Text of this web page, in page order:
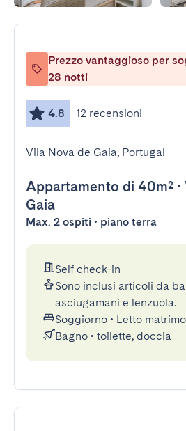
Prezzo vantaggioso per
28 notti
4.8 12 recensioni
Vila Nova de Gaia, Portugal
Appartamento di 40m² •
Gaia
Max. 2 ospiti • piano terra
Self check-in
Sono inclusi articoli da
asciugamani e lenzuola.
Soggiorno • Letto
Bagno • toilette, doccia